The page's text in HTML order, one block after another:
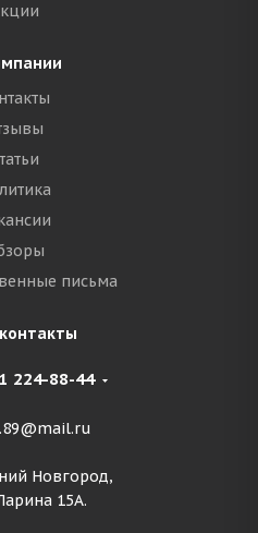
письма
224-88-44
Новгород,
15А.